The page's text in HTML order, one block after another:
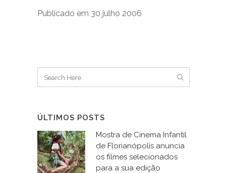
Publicado em 30 julho 2006
ÚLTIMOS POSTS
Mostra de Cinema Infantil
de Florianópolis anuncia
os filmes selecionados
para a sua edição